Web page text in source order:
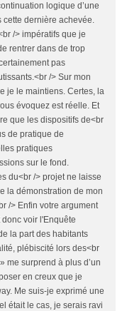
logique d’une
cette dernière achevée.
/> impératifs que je
rentrer dans de trop
pas
/> Sur mon
je le maintiens. Certes, la
évoquez est réelle. Et
que les dispositifs de<br
de pratique de
pratiques
sur le fond.
du<br /> projet ne laisse
la démonstration de mon
/> Enfin votre argument
voir l'Enquête
la part des habitants
plébiscité lors des<br
me surprend à plus d’un
en creux que je
Me suis-je exprimé une
était le cas, je serais ravi